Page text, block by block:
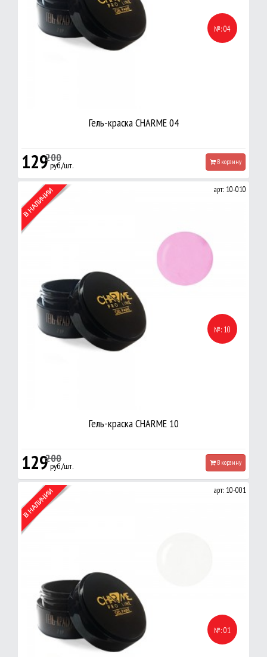
№: 04
200
Гель-краска CHARME 04
129руб./шт. В корзину
арт: 10-010
№: 10
200
Гель-краска CHARME 10
129руб./шт. В корзину
арт: 10-001
№: 01